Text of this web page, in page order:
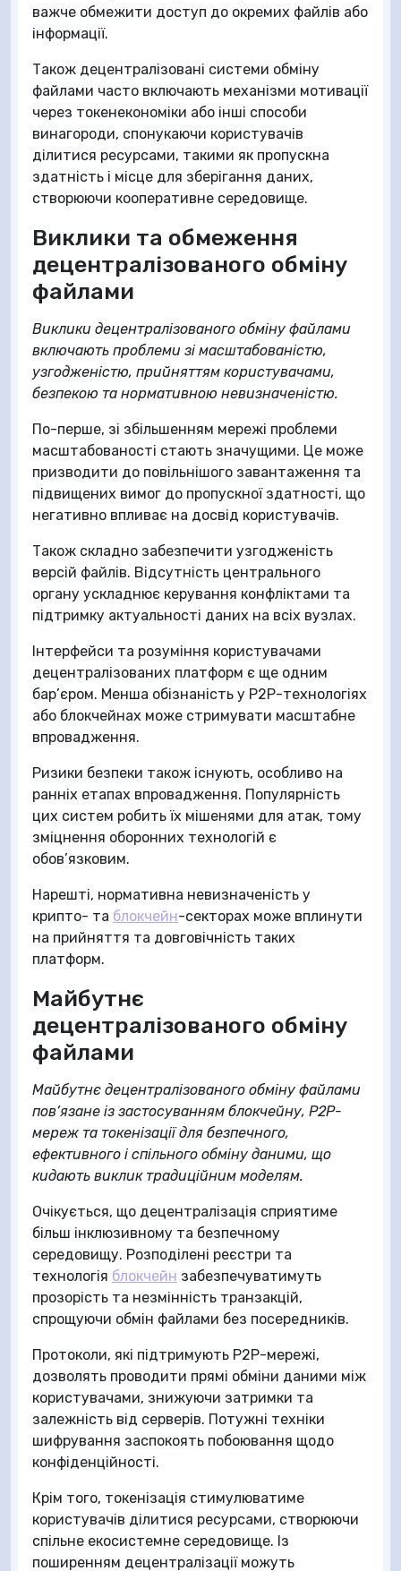
важче обмежити доступ до окремих файлів або
інформації.
Також децентралізовані системи обміну
файлами часто включають механізми мотивації
через токенекономіки або інші способи
винагороди, спонукаючи користувачів
ділитися ресурсами, такими як пропускна
здатність і місце для зберігання даних,
створюючи кооперативне середовище.
Виклики та обмеження
децентралізованого обміну
файлами
Виклики децентралізованого обміну файлами
включають проблеми зі масштабованістю,
узгодженістю, прийняттям користувачами,
безпекою та нормативною невизначеністю.
По-перше, зі збільшенням мережі проблеми
масштабованості стають значущими. Це може
призводити до повільнішого завантаження та
підвищених вимог до пропускної здатності, що
негативно впливає на досвід користувачів.
Також складно забезпечити узгодженість
версій файлів. Відсутність центрального
органу ускладнює керування конфліктами та
підтримку актуальності даних на всіх вузлах.
Інтерфейси та розуміння користувачами
децентралізованих платформ є ще одним
бар’єром. Менша обізнаність у P2P-технологіях
або блокчейнах може стримувати масштабне
впровадження.
Ризики безпеки також існують, особливо на
ранніх етапах впровадження. Популярність
цих систем робить їх мішенями для атак, тому
зміцнення оборонних технологій є
обов’язковим.
Нарешті, нормативна невизначеність у
крипто- та блокчейн-секторах може вплинути
на прийняття та довговічність таких
платформ.
Майбутнє
децентралізованого обміну
файлами
Майбутнє децентралізованого обміну файлами
пов’язане із застосуванням блокчейну, P2P-
мереж та токенізації для безпечного,
ефективного і спільного обміну даними, що
кидають виклик традиційним моделям.
Очікується, що децентралізація сприятиме
більш інклюзивному та безпечному
середовищу. Розподілені реєстри та
технологія блокчейн забезпечуватимуть
прозорість та незмінність транзакцій,
спрощуючи обмін файлами без посередників.
Протоколи, які підтримують P2P-мережі,
дозволять проводити прямі обміни даними між
користувачами, знижуючи затримки та
залежність від серверів. Потужні техніки
шифрування заспокоять побоювання щодо
конфіденційності.
Крім того, токенізація стимулюватиме
користувачів ділитися ресурсами, створюючи
спільне екосистемне середовище. Із
поширенням децентралізації можуть